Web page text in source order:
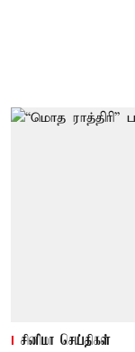
சினிமா செய்திகள்